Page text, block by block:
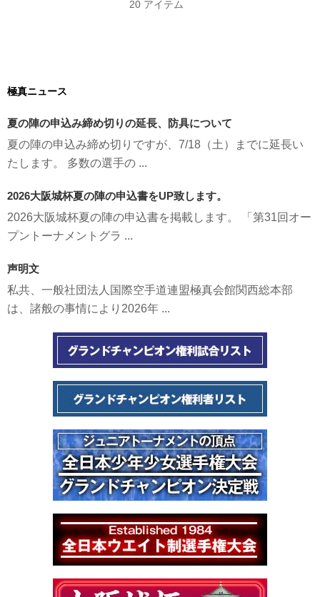
20 アイテム
極真ニュース
夏の陣の申込み締め切りの延長、防具について
夏の陣の申込み締め切りですが、7/18（土）までに延長い
たします。 多数の選手の ...
2026大阪城杯夏の陣の申込書をUP致します。
2026大阪城杯夏の陣の申込書を掲載します。 「第31回オー
プントーナメントグラ ...
声明文
私共、一般社団法人国際空手道連盟極真会館関西総本部
は、諸般の事情により2026年 ...